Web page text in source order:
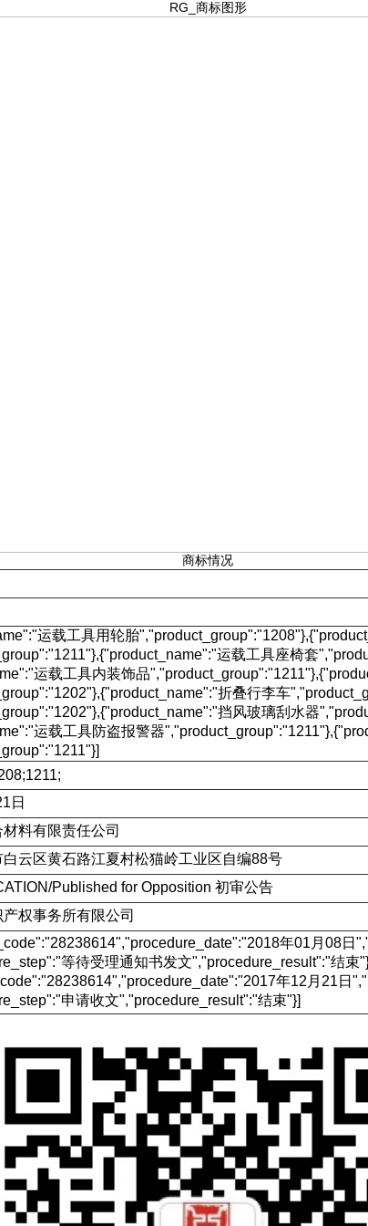
RG_商标图形
商标情况
运载工具用轮胎
运载工具座椅套
运载工具内装饰品
折叠行李车
挡风玻璃刮水器
运载工具防盗报警器
日
料有限责任公司
白云区黄石路江夏村松猫岭工业区自编88号
Published for Opposition 初审公告
权事务所有限公司
年01月08日
等待受理通知书发文","procedure_result":"结束
年12月21日
申请收文","procedure_result":"结束"}]